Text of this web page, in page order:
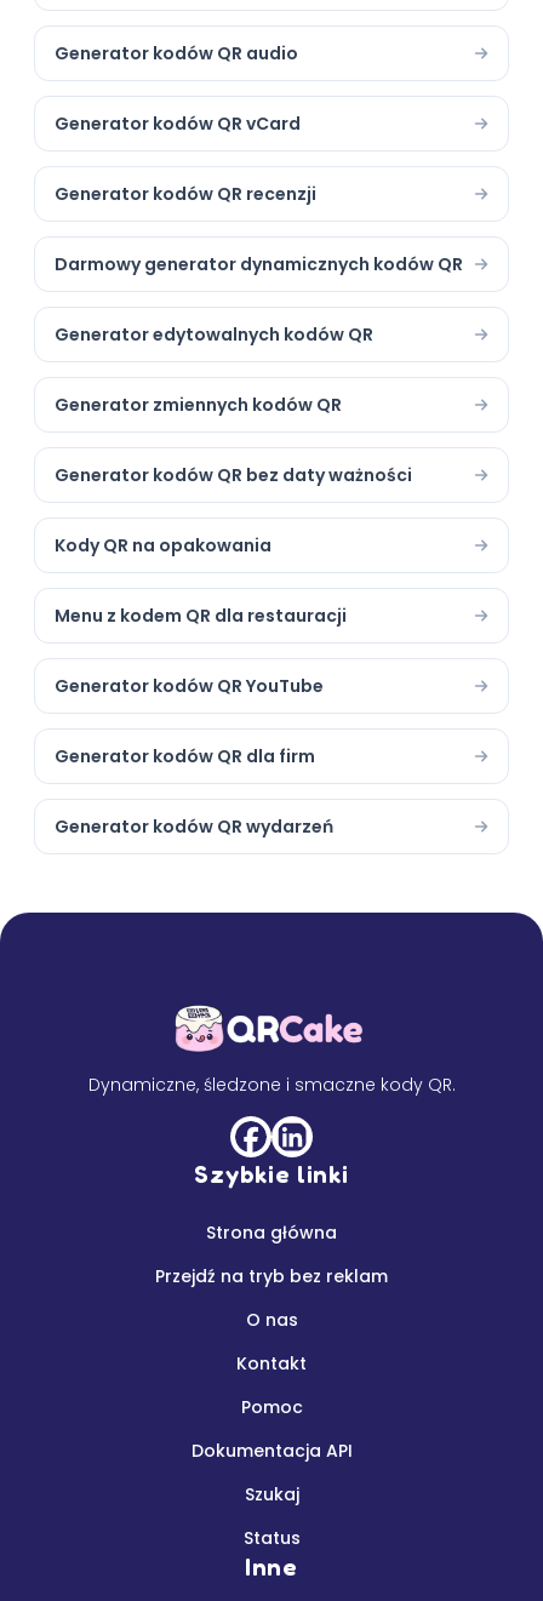
Generator kodów QR audio
Generator kodów QR vCard
Generator kodów QR recenzji
Darmowy generator dynamicznych kodów QR
Generator edytowalnych kodów QR
Generator zmiennych kodów QR
Generator kodów QR bez daty ważności
Kody QR na opakowania
Menu z kodem QR dla restauracji
Generator kodów QR YouTube
Generator kodów QR dla firm
Generator kodów QR wydarzeń
Dynamiczne, śledzone i smaczne kody QR.
Szybkie linki
Strona główna
Przejdź na tryb bez reklam
O nas
Kontakt
Pomoc
Dokumentacja API
Szukaj
Status
Inne